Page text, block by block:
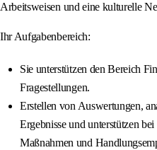
Arbeitsweisen und eine kulturelle
Ihr Aufgabenbereich:
Sie unterstützen den Bereich
Fragestellungen.
Erstellen von Auswertungen,
Ergebnisse und unterstützen
Maßnahmen und